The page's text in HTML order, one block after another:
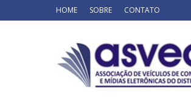
HOME SOBRE CONTATO